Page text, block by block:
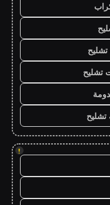
تشليح
!